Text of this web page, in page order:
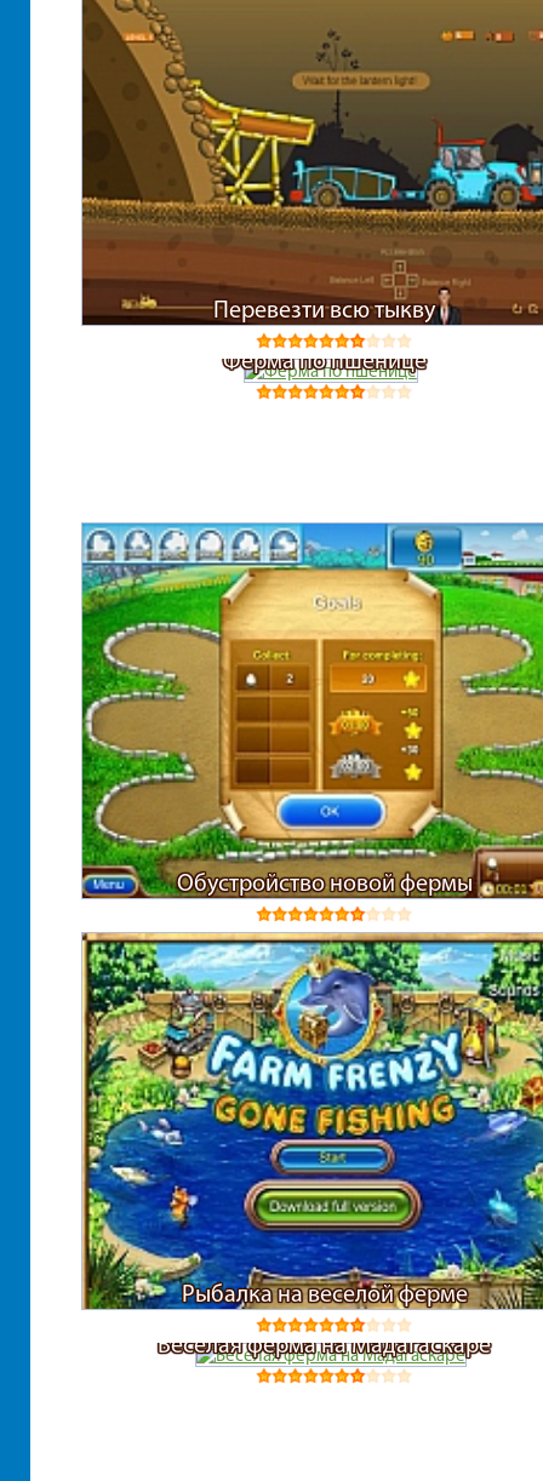
Перевезти всю тыкву
Ферма по пшенице
Обустройство новой фермы
Рыбалка на веселой ферме
Веселая ферма на Мадагаскаре